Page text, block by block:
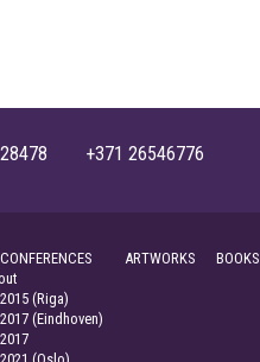
+371 26546776
(Riga)
(Eindhoven)
ARTWORKS BOOKS